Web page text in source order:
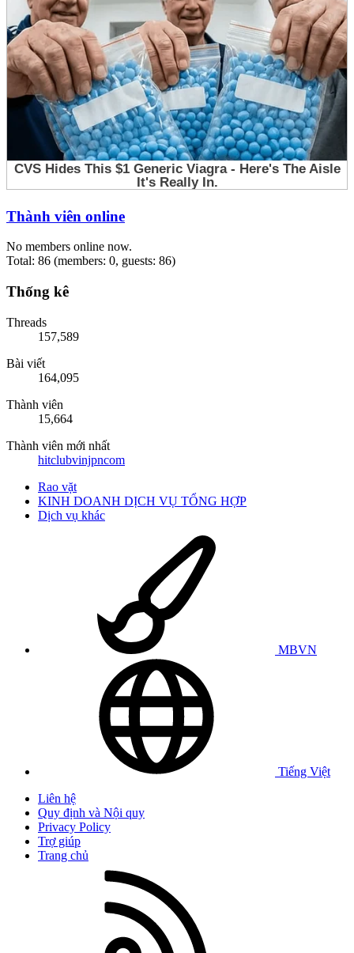
Thành viên online
No members online now.
Total: 86 (members: 0, guests: 86)
Thống kê
Threads
157,589
Bài viết
164,095
Thành viên
15,664
Thành viên mới nhất
hitclubvinjpncom
Rao vặt
KINH DOANH DỊCH VỤ TỔNG HỢP
Dịch vụ khác
MBVN
Tiếng Việt
Liên hệ
Quy định và Nội quy
Privacy Policy
Trợ giúp
Trang chủ